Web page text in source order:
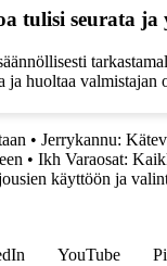
tulisi seurata ja
ja huoltaa
• Jerrykannu:
• Ikh Varaosat:
käyttöön ja
YouTube